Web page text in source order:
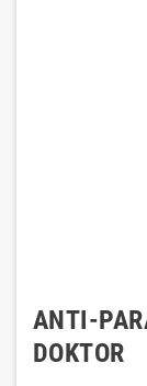
ANTI-
DOKTOR